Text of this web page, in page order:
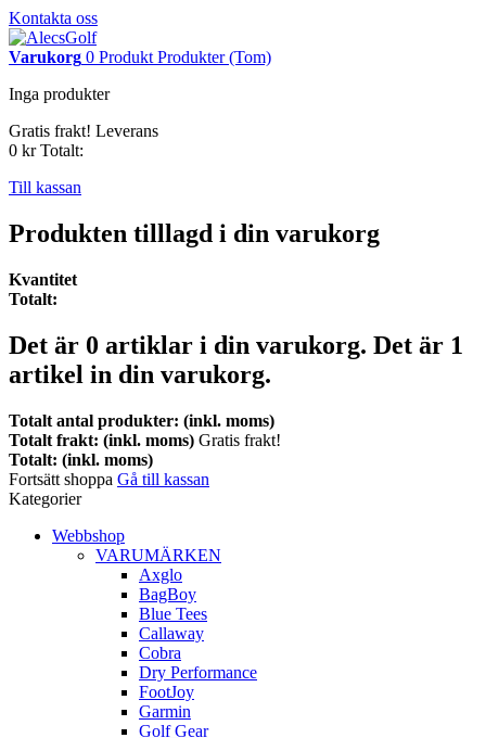
Kontakta oss
Varukorg 0 Produkt Produkter (Tom)
Inga produkter
Gratis frakt! Leverans
0 kr Totalt:
Till kassan
Produkten tilllagd i din varukorg
Kvantitet
Totalt:
Det är 0 artiklar i din varukorg. Det är 1
artikel in din varukorg.
Totalt antal produkter: (inkl. moms)
Totalt frakt: (inkl. moms) Gratis frakt!
Totalt: (inkl. moms)
Fortsätt shoppa Gå till kassan
Kategorier
Webbshop
VARUMÄRKEN
Axglo
BagBoy
Blue Tees
Callaway
Cobra
Dry Performance
FootJoy
Garmin
Golf Gear